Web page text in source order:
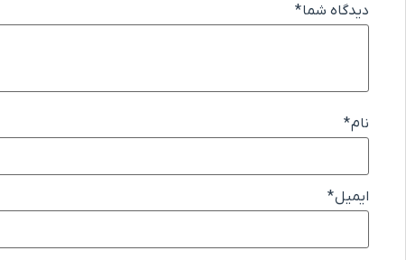
دیدگاه شما*
نام*
ایمیل*